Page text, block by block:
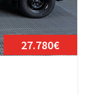
27.780€